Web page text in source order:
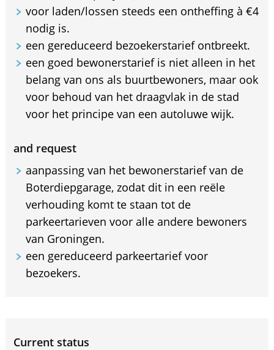
voor laden/lossen steeds een ontheffing à €4
nodig is.
een gereduceerd bezoekerstarief ontbreekt.
een goed bewonerstarief is niet alleen in het
belang van ons als buurtbewoners, maar ook
voor behoud van het draagvlak in de stad
voor het principe van een autoluwe wijk.
and request
aanpassing van het bewonerstarief van de
Boterdiepgarage, zodat dit in een reële
verhouding komt te staan tot de
parkeertarieven voor alle andere bewoners
van Groningen.
een gereduceerd parkeertarief voor
bezoekers.
Current status